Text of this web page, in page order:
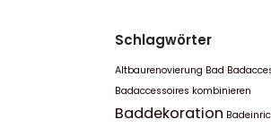
Schlagwörter
Altbaurenovierung Bad
Badaccessoires kombinieren
Baddekoration